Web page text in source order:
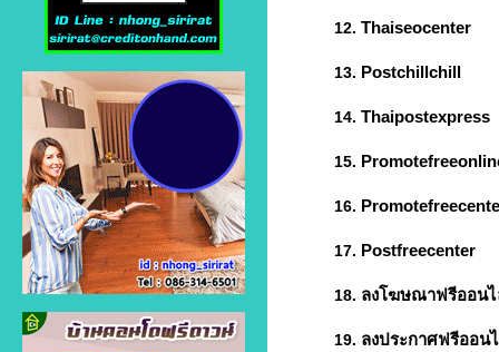
12. Thaiseocenter
13. Postchillchill
14. Thaipostexpress
15.
16.
17. Postfreecenter
18. ลงโฆษณาฟรีออน
19. ลงประกาศฟรีออน